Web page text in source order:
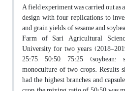
A field experiment was carried out as
design with four replications to
and grain yields of sesame and
Farm of Sari Agricultural
University for two years (2018-
25:75, 50:50, 75:25 (soybean:
monoculture of two crops. Results
had the highest branches and